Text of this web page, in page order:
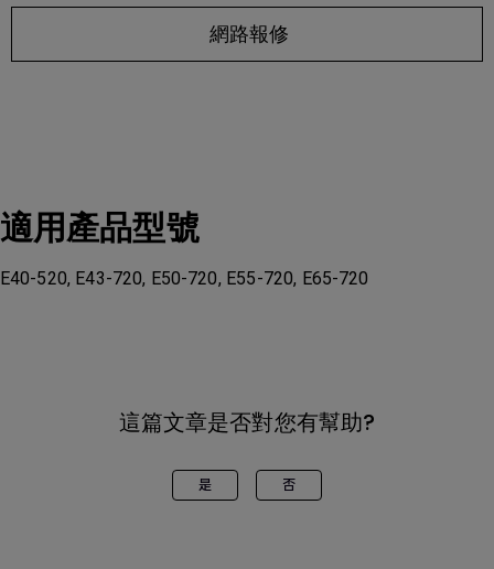
網路報修
適用產品型號
E40-520, E43-720, E50-720, E55-720, E65-720
這篇文章是否對您有幫助?
是 否